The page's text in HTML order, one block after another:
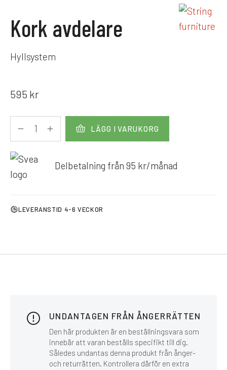
Kork avdelare
Hyllsystem
595 kr
LÄGG I VARUKORG
Delbetalning från 95 kr/månad
LEVERANSTID 4-6 VECKOR
UNDANTAGEN FRÅN ÅNGERRÄTTEN
Den här produkten är en beställningsvara som
innebär att varan beställs specifikt till dig.
Således undantas denna produkt från ånger-
och returrätten. Kontrollera därför en extra